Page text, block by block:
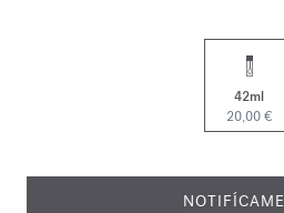
42ml
20,00 €
NOTIFÍCAME